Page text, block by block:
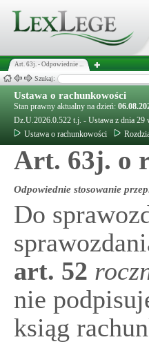
Art. 63j. - Odpowiednie ...
Szukaj:
Ustawa o rachunkowości
Stan prawny aktualny na dzień:
Dz.U.2026.0.522 t.j. - Ustawa z dnia 29
Ustawa o rachunkowości
Art. 63j. o
Odpowiednie stosowanie
Do
art. 52
nie
ksiąg